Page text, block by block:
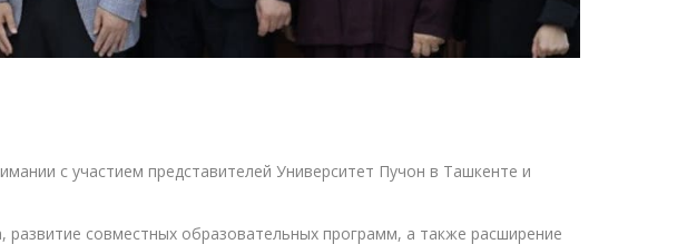
с участием представителей Университет Пучон в Ташкенте и
развитие совместных образовательных программ, а также расширение